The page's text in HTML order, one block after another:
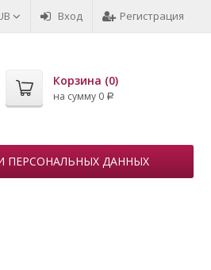
Вход Регистрация
Корзина (0)
на сумму 0 Р
ПЕРСОНАЛЬНЫХ ДАННЫХ